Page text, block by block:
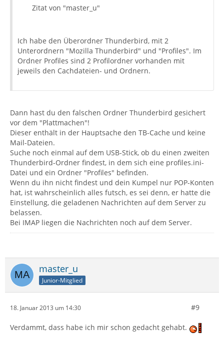
Zitat von "master_u"
Ich habe den Überordner Thunderbird, mit 2
Unterordnern "Mozilla Thunderbird" und "Profiles". Im
Ordner Profiles sind 2 Profilordner vorhanden mit
jeweils den Cachdateien- und Ordnern.
Dann hast du den falschen Ordner Thunderbird gesichert
vor dem "Plattmachen"!
Dieser enthält in der Hauptsache den TB-Cache und keine
Mail-Dateien.
Suche noch einmal auf dem USB-Stick, ob du einen zweiten
Thunderbird-Ordner findest, in dem sich eine profiles.ini-
Datei und ein Ordner "Profiles" befinden.
Wenn du ihn nicht findest und dein Kumpel nur POP-Konten
hat, ist wahrscheinlich alles futsch, es sei denn, er hatte die
Einstellung, die geladenen Nachrichten auf dem Server zu
belassen.
Bei IMAP liegen die Nachrichten noch auf dem Server.
master_u
Junior-Mitglied
18. Januar 2013 um 14:30 #9
Verdammt, dass habe ich mir schon gedacht gehabt.